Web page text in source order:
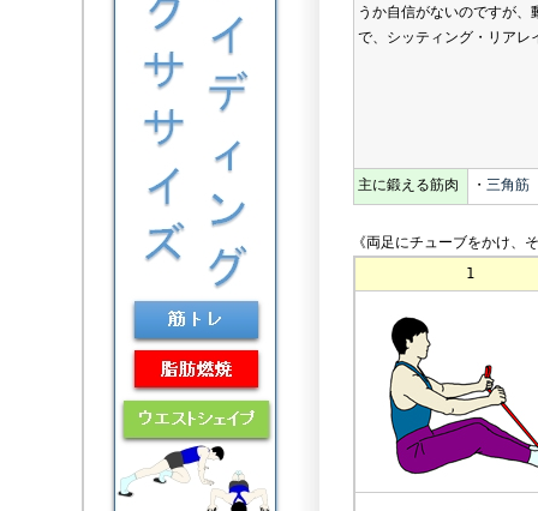
うか自信がないのですが
で、シッティング・リアレ
主に鍛える筋肉 ・ 三角筋
《両足にチューブをかけ、
1